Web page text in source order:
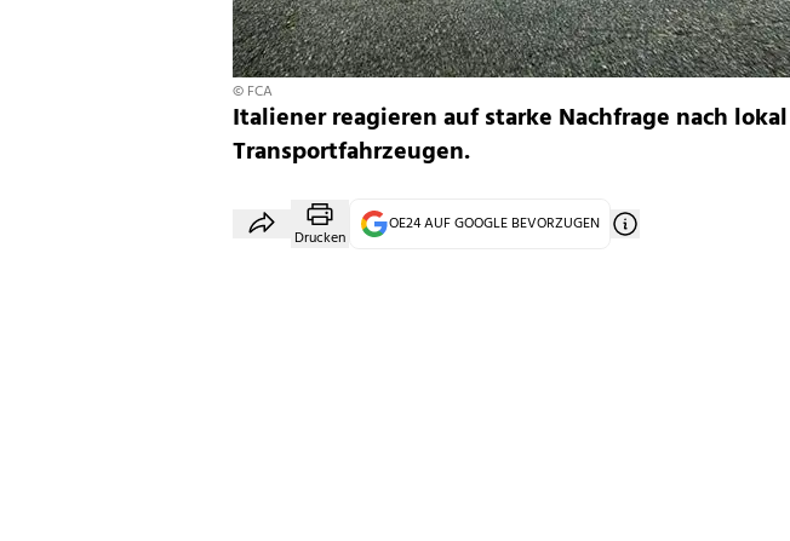
© FCA
Italiener reagieren auf starke Nachfrage nach
Transportfahrzeugen.
Drucken
OE24 AUF GOOGLE BEVORZUGEN